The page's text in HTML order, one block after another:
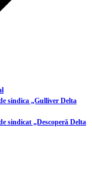
sindica „Gulliver Delta
sindicat „Descoperă Delta